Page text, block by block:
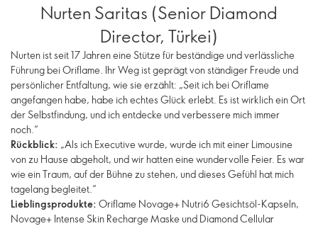
Nurten Saritas (Senior Diamond
Director, Türkei)
Nurten ist seit 17 Jahren eine Stütze für beständige und verlässliche
Führung bei Oriflame. Ihr Weg ist geprägt von ständiger Freude und
persönlicher Entfaltung, wie sie erzählt: „Seit ich bei Oriflame
angefangen habe, habe ich echtes Glück erlebt. Es ist wirklich ein Ort
der Selbstfindung, und ich entdecke und verbessere mich immer
noch.“
Rückblick: „Als ich Executive wurde, wurde ich mit einer Limousine
von zu Hause abgeholt, und wir hatten eine wundervolle Feier. Es war
wie ein Traum, auf der Bühne zu stehen, und dieses Gefühl hat mich
tagelang begleitet.“
Lieblingsprodukte: Oriflame Novage+ Nutri6 Gesichtsöl-Kapseln,
Novage+ Intense Skin Recharge Maske und Diamond Cellular